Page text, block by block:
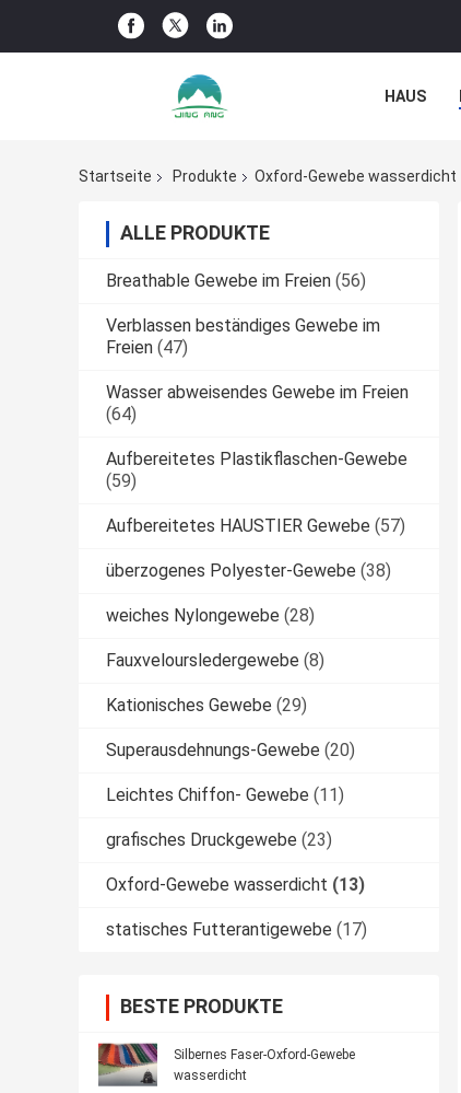
HAUS
Startseite
Produkte Oxford-Gewebe wasserdicht
ALLE PRODUKTE
Breathable Gewebe im Freien (56)
Verblassen beständiges Gewebe im
Freien (47)
Wasser abweisendes Gewebe im Freien
(64)
Aufbereitetes Plastikflaschen-Gewebe
(59)
Aufbereitetes HAUSTIER Gewebe (57)
überzogenes Polyester-Gewebe (38)
weiches Nylongewebe (28)
Fauxveloursledergewebe (8)
Kationisches Gewebe (29)
Superausdehnungs-Gewebe (20)
Leichtes Chiffon- Gewebe (11)
grafisches Druckgewebe (23)
Oxford-Gewebe wasserdicht (13)
statisches Futterantigewebe (17)
BESTE PRODUKTE
Silbernes Faser-Oxford-Gewebe
wasserdicht